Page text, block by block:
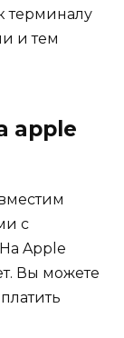
терминалу
и тем
apple
с
Apple
Вы можете